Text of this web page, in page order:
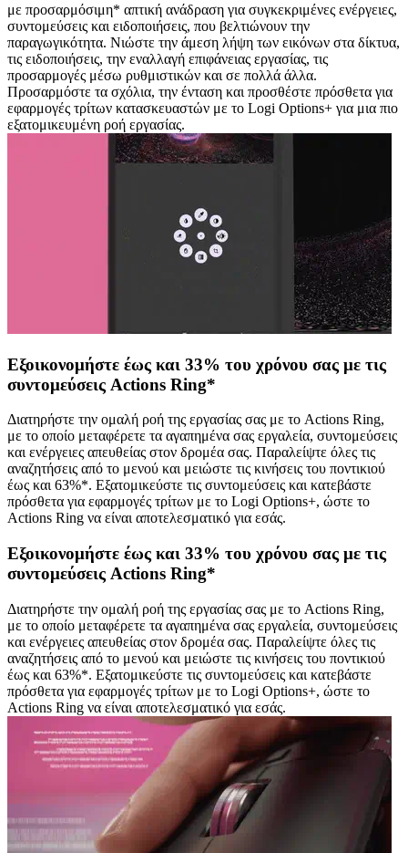
με προσαρμόσιμη* απτική ανάδραση για συγκεκριμένες ενέργειες,
συντομεύσεις και ειδοποιήσεις, που βελτιώνουν την
παραγωγικότητα. Νιώστε την άμεση λήψη των εικόνων στα δίκτυα,
τις ειδοποιήσεις, την εναλλαγή επιφάνειας εργασίας, τις
προσαρμογές μέσω ρυθμιστικών και σε πολλά άλλα.
Προσαρμόστε τα σχόλια, την ένταση και προσθέστε πρόσθετα για
εφαρμογές τρίτων κατασκευαστών με το Logi Options+ για μια πιο
εξατομικευμένη ροή εργασίας.
Εξοικονομήστε έως και 33% του χρόνου σας με τις
συντομεύσεις Actions Ring*
Διατηρήστε την ομαλή ροή της εργασίας σας με το Actions Ring,
με το οποίο μεταφέρετε τα αγαπημένα σας εργαλεία, συντομεύσεις
και ενέργειες απευθείας στον δρομέα σας. Παραλείψτε όλες τις
αναζητήσεις από το μενού και μειώστε τις κινήσεις του ποντικιού
έως και 63%*. Εξατομικεύστε τις συντομεύσεις και κατεβάστε
πρόσθετα για εφαρμογές τρίτων με το Logi Options+, ώστε το
Actions Ring να είναι αποτελεσματικό για εσάς.
Εξοικονομήστε έως και 33% του χρόνου σας με τις
συντομεύσεις Actions Ring*
Διατηρήστε την ομαλή ροή της εργασίας σας με το Actions Ring,
με το οποίο μεταφέρετε τα αγαπημένα σας εργαλεία, συντομεύσεις
και ενέργειες απευθείας στον δρομέα σας. Παραλείψτε όλες τις
αναζητήσεις από το μενού και μειώστε τις κινήσεις του ποντικιού
έως και 63%*. Εξατομικεύστε τις συντομεύσεις και κατεβάστε
πρόσθετα για εφαρμογές τρίτων με το Logi Options+, ώστε το
Actions Ring να είναι αποτελεσματικό για εσάς.